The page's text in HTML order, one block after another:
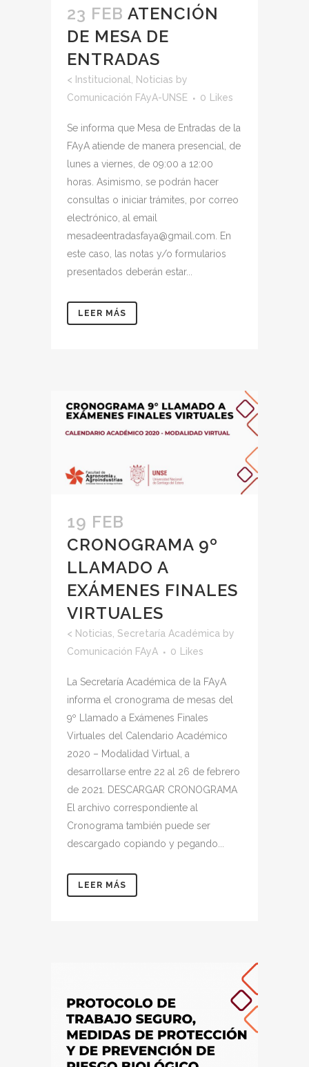
23 FEB ATENCIÓN
DE MESA DE
ENTRADAS
< Institucional, Noticias by
Comunicación FAyA-UNSE
0 Likes
Se informa que Mesa de Entradas de la
FAyA atiende de manera presencial, de
lunes a viernes, de 09:00 a 12:00
horas. Asimismo, se podrán hacer
consultas o iniciar trámites, por correo
electrónico, al email
mesadeentradasfaya@gmail.com. En
este caso, las notas y/o formularios
presentados deberán estar...
LEER MÁS
19 FEB
CRONOGRAMA 9º
LLAMADO A
EXÁMENES FINALES
VIRTUALES
< Noticias, Secretaría Académica by
Comunicación FAyA
0 Likes
La Secretaría Académica de la FAyA
informa el cronograma de mesas del
9º Llamado a Exámenes Finales
Virtuales del Calendario Académico
2020 – Modalidad Virtual, a
desarrollarse entre 22 al 26 de febrero
de 2021. DESCARGAR CRONOGRAMA
El archivo correspondiente al
Cronograma también puede ser
descargado copiando y pegando...
LEER MÁS